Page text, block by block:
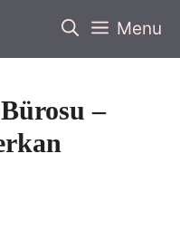
Menu
–